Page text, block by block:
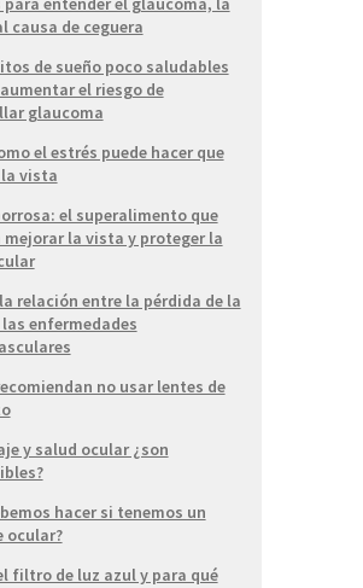
causa de ceguera
de sueño poco saludables
el riesgo de
glaucoma
el estrés puede hacer que
vista
el superalimento que
mejorar la vista y proteger la
relación entre la pérdida de la
enfermedades
no usar lentes de
y salud ocular ¿son
hacer si tenemos un
ocular?
filtro de luz azul y para qué